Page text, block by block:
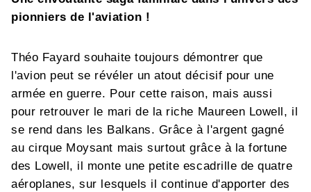
pionniers de l'aviation !
Théo Fayard souhaite toujours démontrer que
l'avion peut se révéler un atout décisif pour une
armée en guerre. Pour cette raison, mais aussi
pour retrouver le mari de la riche Maureen Lowell, il
se rend dans les Balkans. Grâce à l'argent gagné
au cirque Moysant mais surtout grâce à la fortune
des Lowell, il monte une petite escadrille de quatre
aéroplanes, sur lesquels il continue d'apporter des